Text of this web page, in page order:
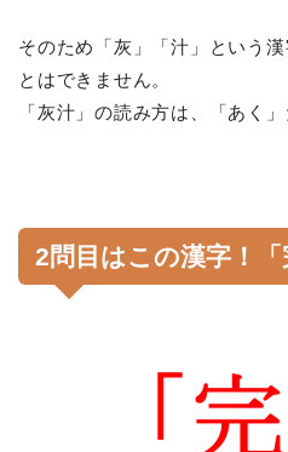
そのため「灰」「汁」という
とはできません。
「灰汁」の読み方は、「あく
2問目はこの漢字！「